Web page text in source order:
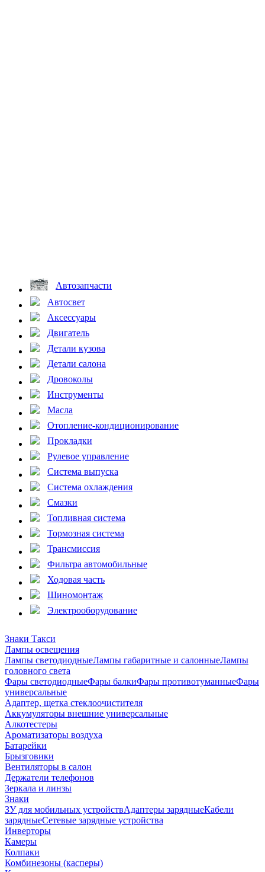
Автозапчасти
Автосвет
Аксессуары
Двигатель
Детали кузова
Детали салона
Дровоколы
Инструменты
Масла
Отопление-кондиционирование
Прокладки
Рулевое управление
Система выпуска
Система охлаждения
Смазки
Топливная система
Тормозная система
Трансмиссия
Фильтра автомобильные
Ходовая часть
Шиномонтаж
Электрооборудование
Знаки Такси
Лампы освещения
Лампы светодиодныеЛампы габаритные и салонныеЛампы
головного света
Фары светодиодныеФары балкиФары противотуманныеФары
универсальные
Адаптер, щетка стеклоочистителя
Аккумуляторы внешние универсальные
Алкотестеры
Ароматизаторы воздуха
Батарейки
Брызговики
Вентиляторы в салон
Держатели телефонов
Зеркала и линзы
Знаки
ЗУ для мобильных устройствАдаптеры зарядныеКабели
зарядныеСетевые зарядные устройства
Инверторы
Камеры
Колпаки
Комбинезоны (касперы)